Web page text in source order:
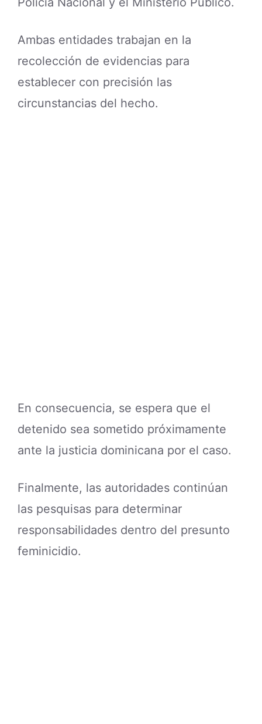
Ambas entidades trabajan en la
recolección de evidencias para
establecer con precisión las
circunstancias del hecho.
En consecuencia, se espera que el
detenido sea sometido próximamente
ante la justicia dominicana por el caso.
Finalmente, las autoridades continúan
las pesquisas para determinar
responsabilidades dentro del presunto
feminicidio.